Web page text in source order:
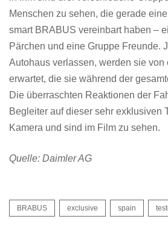
Menschen zu sehen, die gerade
smart BRABUS vereinbart haben –
Pärchen und eine Gruppe Freunde.
Autohaus verlassen, werden sie
erwartet, die sie während der
Die überraschten Reaktionen der
Begleiter auf dieser sehr exklusiven
Kamera und sind im Film zu sehen.
Quelle: Daimler AG
BRABUS exclusive spain